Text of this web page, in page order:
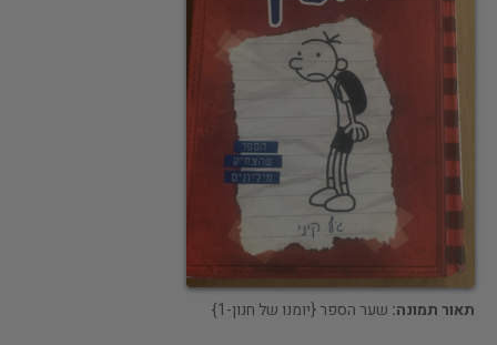
תאור תמונה: שער הספר {יומנו של חנון-1}